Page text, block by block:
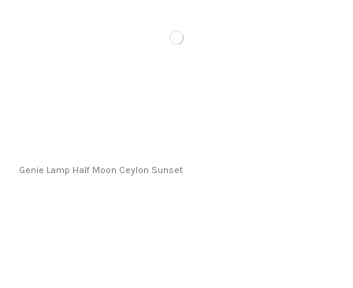
Genie Lamp Half Moon Ceylon Sunset